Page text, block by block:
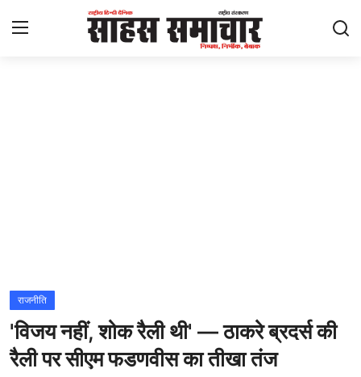
राज्य
अंतराष्ट्रीय
राजनीति
'विजय नहीं, शोक रैली थी' — ठाकरे ब्रदर्स की
रैली पर सीएम फडणवीस का तीखा तंज